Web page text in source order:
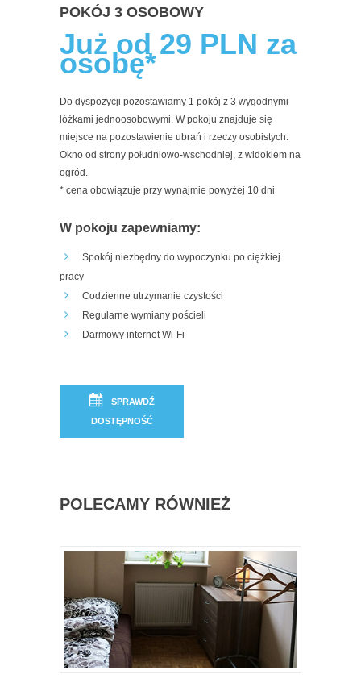
POKÓJ 3 OSOBOWY
Już od 29 PLN za
osobę*
Do dyspozycji pozostawiamy 1 pokój z 3 wygodnymi
łóżkami jednoosobowymi. W pokoju znajduje się
miejsce na pozostawienie ubrań i rzeczy osobistych.
Okno od strony południowo-wschodniej, z widokiem na
ogród.
* cena obowiązuje przy wynajmie powyżej 10 dni
W pokoju zapewniamy:
Spokój niezbędny do wypoczynku po ciężkiej
pracy
Codzienne utrzymanie czystości
Regularne wymiany pościeli
Darmowy internet Wi-Fi
SPRAWDŹ
DOSTĘPNOŚĆ
POLECAMY RÓWNIEŻ